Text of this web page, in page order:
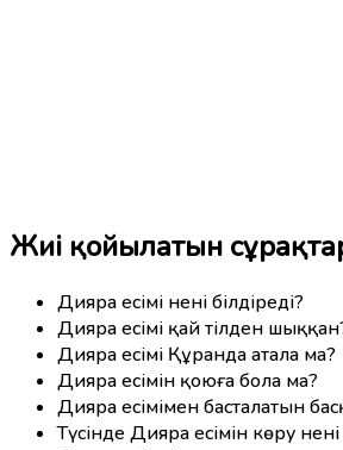
Жиі қойылатын
Дияра есімі нені білдіреді?
Дияра есімі қай тілден
Дияра есімі Құранда атала ма?
Дияра есімін қоюға бола ма?
Дияра есімімен басталатын
Түсінде Дияра есімін көру нені